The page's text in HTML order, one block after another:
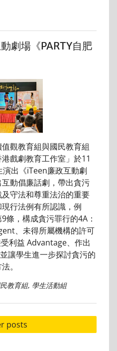
劇場《PARTY自肥
觀教育組與國民教育組
戲劇教育工作室」於11
出《iTeen廉政互動劇
動倡廉話劇，帶出貪污
守法和尊重法治的重要
行法例有所認識，例
條，構成貪污罪行的4A：
、未得所屬機構的許可
利益 Advantage、作出
讓學生進一步探討貪污的
。
教育組, 學生活動組
posts